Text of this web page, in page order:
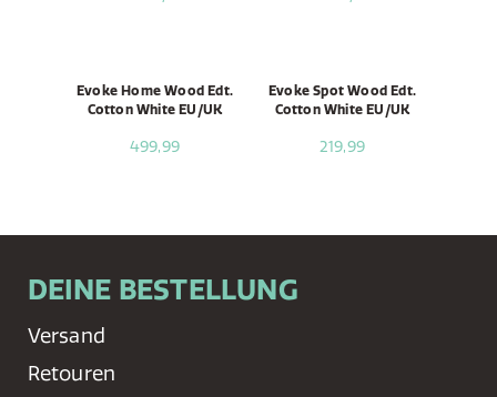
Evoke Home Wood Edt.
Cotton White EU/UK
499,99
Evoke Spot Wood Edt.
Cotton White EU/UK
219,99
DEINE BESTELLUNG
Versand
Retouren